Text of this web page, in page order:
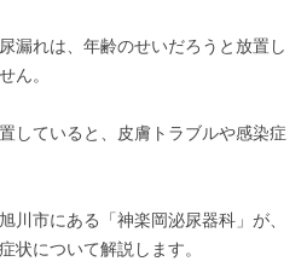
漏れは、年齢のせいだろうと放置し
ん。
していると、皮膚トラブルや感染症
川市にある「神楽岡泌尿器科」が、
状について解説します。